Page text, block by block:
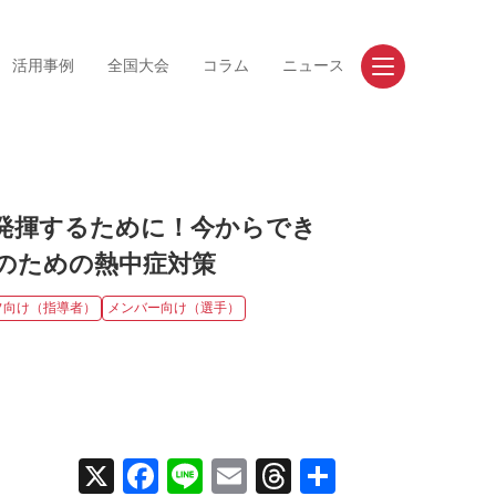
活用事例 全国大会 コラム ニュース
バスケットボール
揮するために！今からでき
ための熱中症対策
け（指導者） メンバー向け（選手）
X Facebook
LineEmailThreads